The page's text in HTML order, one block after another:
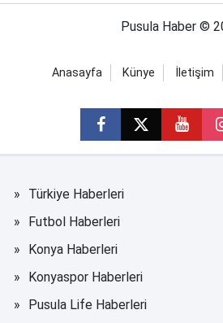
Pusula Haber ©
Anasayfa Künye İletişim
Türkiye Haberleri
Futbol Haberleri
Konya Haberleri
Konyaspor Haberleri
Pusula Life Haberleri